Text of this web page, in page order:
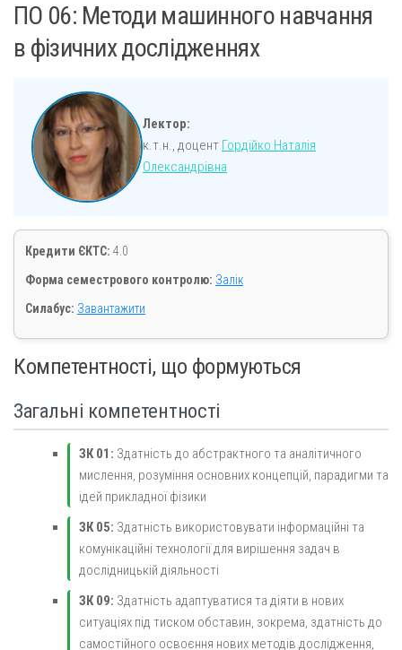
ПО 06: Методи машинного навчання
в фізичних дослідженнях
Лектор:
к.т.н., доцент Гордійко Наталія
Олександрівна
Кредити ЄКТС: 4.0
Форма семестрового контролю: Залік
Силабус: Завантажити
Компетентності, що формуються
Загальні компетентності
ЗК 01: Здатність до абстрактного та аналітичного
мислення, розуміння основних концепцій, парадигми та
ідей прикладної фізики
ЗК 05: Здатність використовувати інформаційні та
комунікаційні технології для вирішення задач в
дослідницькій діяльності
ЗК 09: Здатність адаптуватися та діяти в нових
ситуаціях під тиском обставин, зокрема, здатність до
самостійного освоєння нових методів дослідження,